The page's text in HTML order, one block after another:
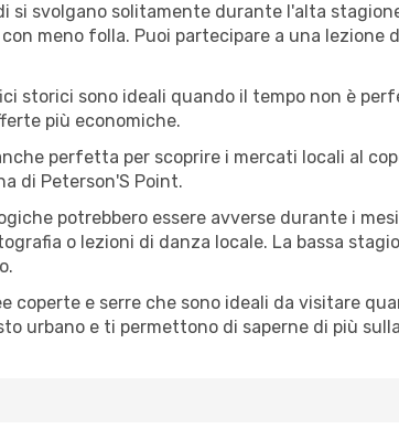
si svolgano solitamente durante l'alta
meno folla. Puoi partecipare a una lezione
storici sono ideali quando il tempo non è
più economiche.
perfetta per scoprire i mercati locali al
di Peterson'S Point.
potrebbero essere avverse durante i
o lezioni di danza locale. La bassa
coperte e serre che sono ideali da visitare
urbano e ti permettono di saperne di più